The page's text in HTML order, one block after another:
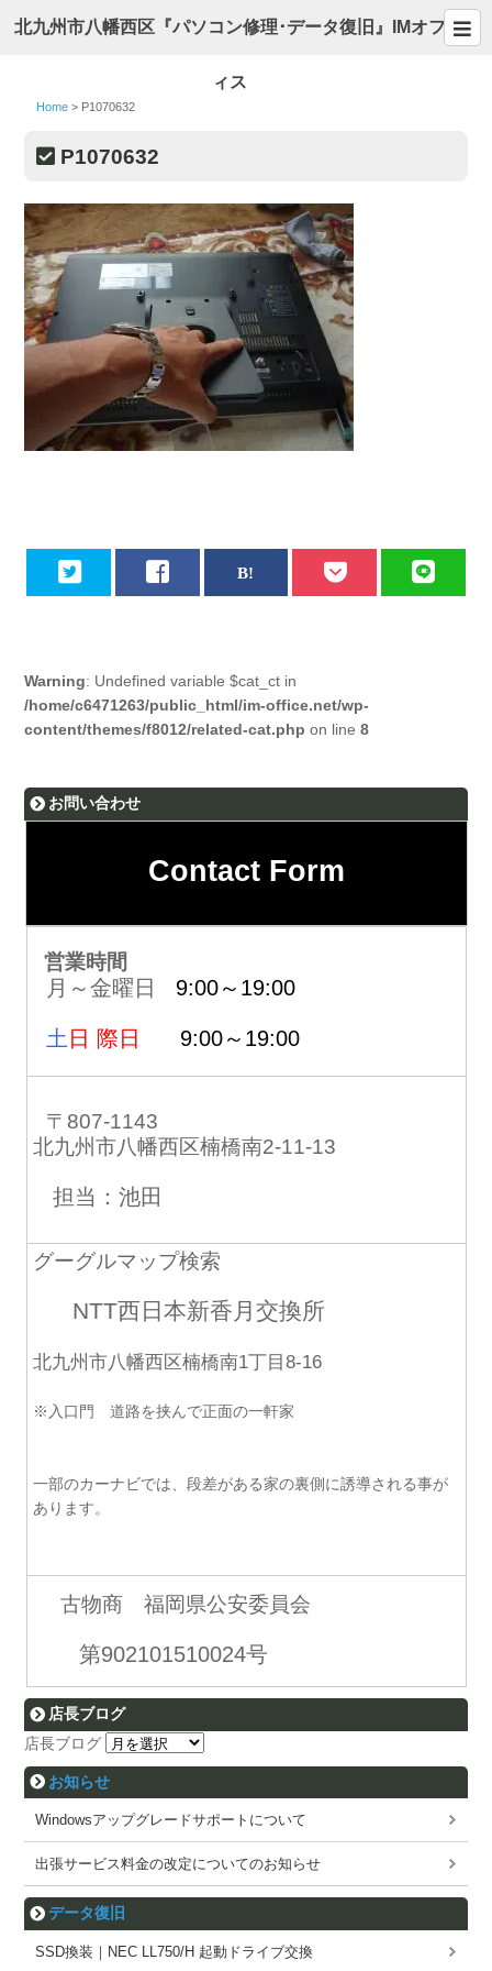
北九州市八幡西区『パソコン修理･データ復旧』IMオフ
ィス
Home > P1070632
P1070632
Warning: Undefined variable $cat_ct in
/home/c6471263/public_html/im-office.net/wp-
content/themes/f8012/related-cat.php on line8
お問い合わせ
Contact Form
営業時間
月～金曜日 9:00～19:00
土 日 際日 9:00～19:00
〒807-1143
北九州市八幡西区楠橋南2-11-13
担当：池田
グーグルマップ検索
NTT西日本新香月交換所
北九州市八幡西区楠橋南1丁目8-16
※入口門 道路を挟んで正面の一軒家
一部のカーナビでは、段差がある家の裏側に誘導される事が
あります。
古物商 福岡県公安委員会
第902101510024号
店長ブログ
店長ブログ
お知らせ
Windowsアップグレードサポートについて
出張サービス料金の改定についてのお知らせ
データ復旧
SSD換装｜NEC LL750/H 起動ドライブ交換